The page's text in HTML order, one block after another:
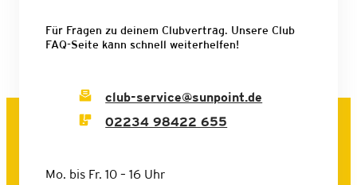
Für Fragen zu deinem Clubvertrag. Unsere Club
FAQ-Seite kann schnell weiterhelfen!
club-service@sunpoint.de
02234 98422 655
Mo. bis Fr. 10 – 16 Uhr